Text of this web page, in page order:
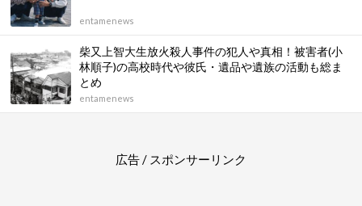
entamenews
柴又上智大生放火殺人事件の犯人や真相！被害者(小
林順子)の高校時代や彼氏・遺品や遺族の活動も総ま
とめ
entamenews
広告 / スポンサーリンク